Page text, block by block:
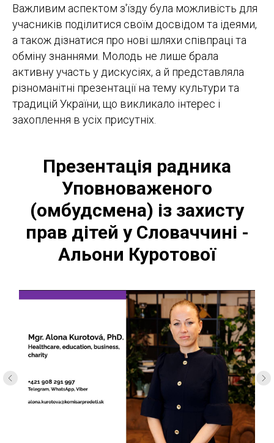
Важливим аспектом з'їзду була можливість для
учасників поділитися своїм досвідом та ідеями,
а також дізнатися про нові шляхи співпраці та
обміну знаннями. Молодь не лише брала
активну участь у дискусіях, а й представляла
різноманітні презентації на тему культури та
традицій України, що викликало інтерес і
захоплення в усіх присутніх.
Презентація радника
Уповноваженого
(омбудсмена) із захисту
прав дітей у Словаччині -
Альони Куротової